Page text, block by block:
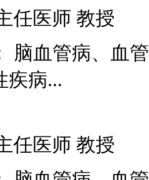
任医师 教授
脑血管病、血
疾病...
任医师 教授